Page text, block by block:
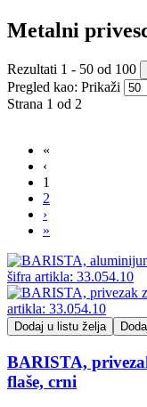
Metalni
Rezultati 1 - 50 od 100
Pregled kao: Prikaži
Strana 1 od 2
«
‹
1
2
›
»
Dodaj u listu želja
BARISTA,
flaše, crni